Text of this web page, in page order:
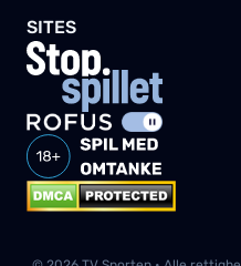
SITES